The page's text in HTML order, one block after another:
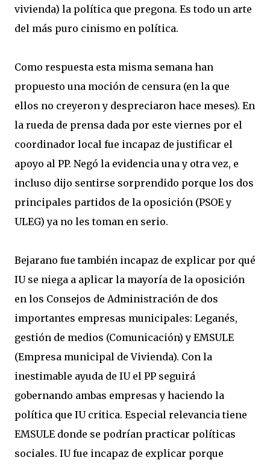
vivienda) la política que pregona. Es todo un arte
del más puro cinismo en política.
Como respuesta esta misma semana han
propuesto una moción de censura (en la que
ellos no creyeron y despreciaron hace meses). En
la rueda de prensa dada por este viernes por el
coordinador local fue incapaz de justificar el
apoyo al PP. Negó la evidencia una y otra vez, e
incluso dijo sentirse sorprendido porque los dos
principales partidos de la oposición (PSOE y
ULEG) ya no les toman en serio.
Bejarano fue también incapaz de explicar por qué
IU se niega a aplicar la mayoría de la oposición
en los Consejos de Administración de dos
importantes empresas municipales: Leganés,
gestión de medios (Comunicación) y EMSULE
(Empresa municipal de Vivienda). Con la
inestimable ayuda de IU el PP seguirá
gobernando ambas empresas y haciendo la
política que IU critica. Especial relevancia tiene
EMSULE donde se podrían practicar políticas
sociales. IU fue incapaz de explicar porque